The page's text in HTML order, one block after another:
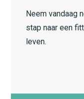
Neem vandaag
stap naar een
leven.